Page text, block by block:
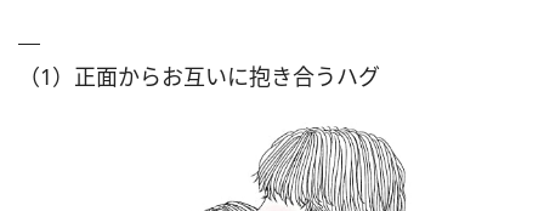
（1）正面からお互いに抱き合うハグ